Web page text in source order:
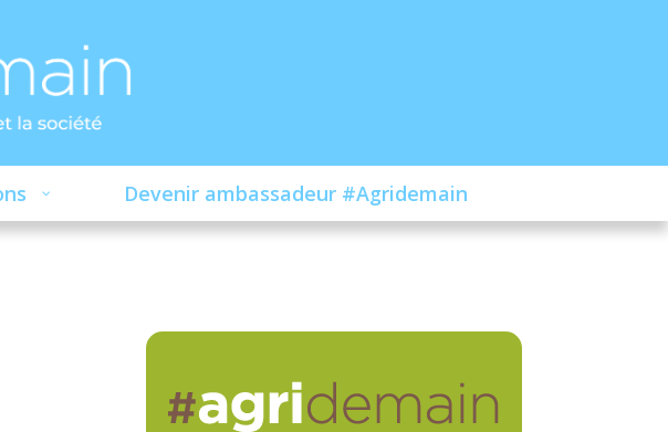
Devenir ambassadeur #Agridemain